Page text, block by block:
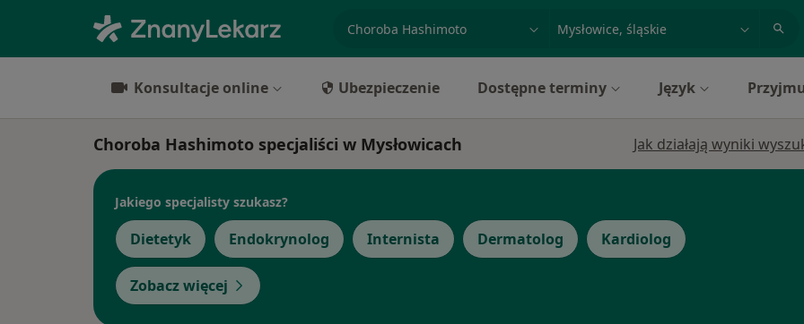
miasto lub dzielnica
Konsultacje online Ubezpieczenie Dostępne terminy Język
Choroba Hashimoto specjaliści w Mysłowicach Jak działają wyniki
Jakiego specjalisty szukasz?
Dietetyk Endokrynolog Internista Dermatolog Kardiolog
Zobacz więcej